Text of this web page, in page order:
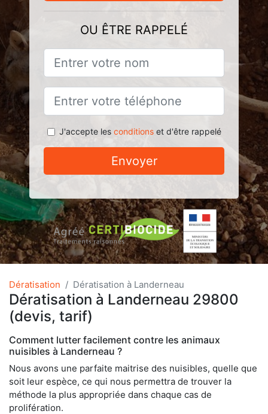
OU ÊTRE RAPPELÉ
J'accepte les conditionset d'être rappelé
Envoyer
Dératisation Dératisation à Landerneau
Dératisation à Landerneau 29800
(devis, tarif)
Comment lutter facilement contre les animaux
nuisibles à Landerneau ?
Nous avons une parfaite maitrise des nuisibles, quelle que
soit leur espèce, ce qui nous permettra de trouver la
méthode la plus appropriée dans chaque cas de
prolifération.